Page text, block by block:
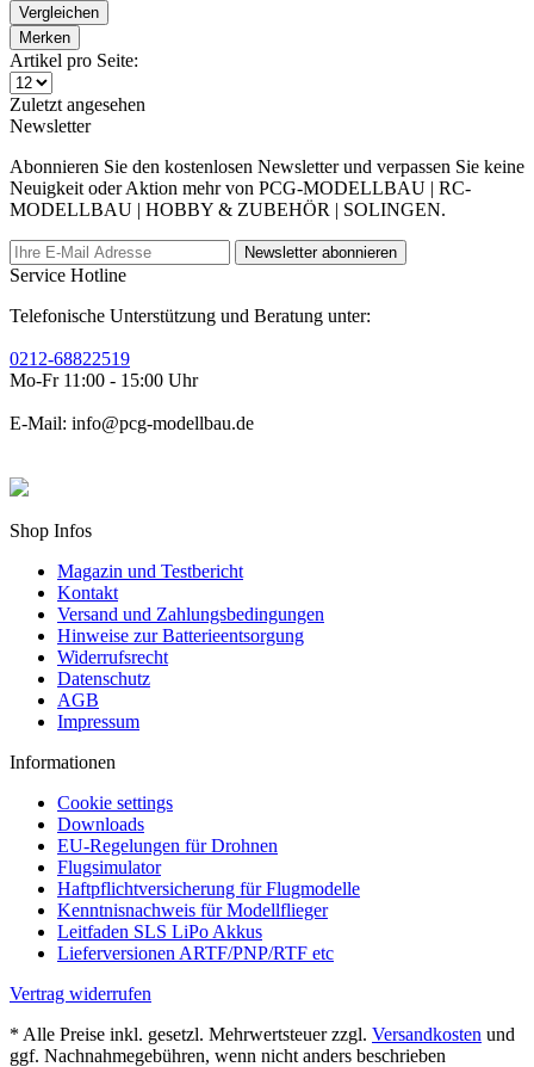
Vergleichen
Merken
Artikel pro Seite:
Zuletzt angesehen
Newsletter
Abonnieren Sie den kostenlosen Newsletter und verpassen Sie keine
Neuigkeit oder Aktion mehr von PCG-MODELLBAU | RC-
MODELLBAU | HOBBY & ZUBEHÖR | SOLINGEN.
Newsletter abonnieren
Service Hotline
Telefonische Unterstützung und Beratung unter:
0212-68822519
Mo-Fr 11:00 - 15:00 Uhr
E-Mail: info@pcg-modellbau.de
Shop Infos
Magazin und Testbericht
Kontakt
Versand und Zahlungsbedingungen
Hinweise zur Batterieentsorgung
Widerrufsrecht
Datenschutz
AGB
Impressum
Informationen
Cookie settings
Downloads
EU-Regelungen für Drohnen
Flugsimulator
Haftpflichtversicherung für Flugmodelle
Kenntnisnachweis für Modellflieger
Leitfaden SLS LiPo Akkus
Lieferversionen ARTF/PNP/RTF etc
Vertrag widerrufen
* Alle Preise inkl. gesetzl. Mehrwertsteuer zzgl. Versandkosten und
ggf. Nachnahmegebühren, wenn nicht anders beschrieben